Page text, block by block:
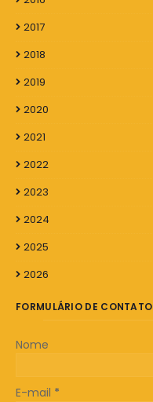
2017
2018
2019
2020
2021
2022
2023
2024
2025
2026
FORMULÁRIO DE CONTATO
Nome
E-mail *